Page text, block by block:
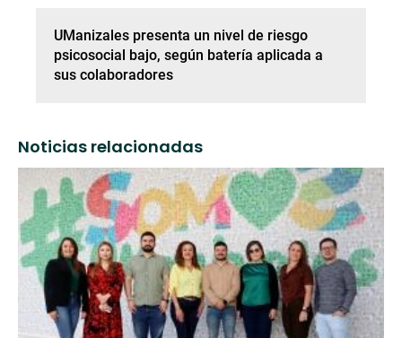
UManizales presenta un nivel de riesgo
psicosocial bajo, según batería aplicada a
sus colaboradores
Noticias relacionadas